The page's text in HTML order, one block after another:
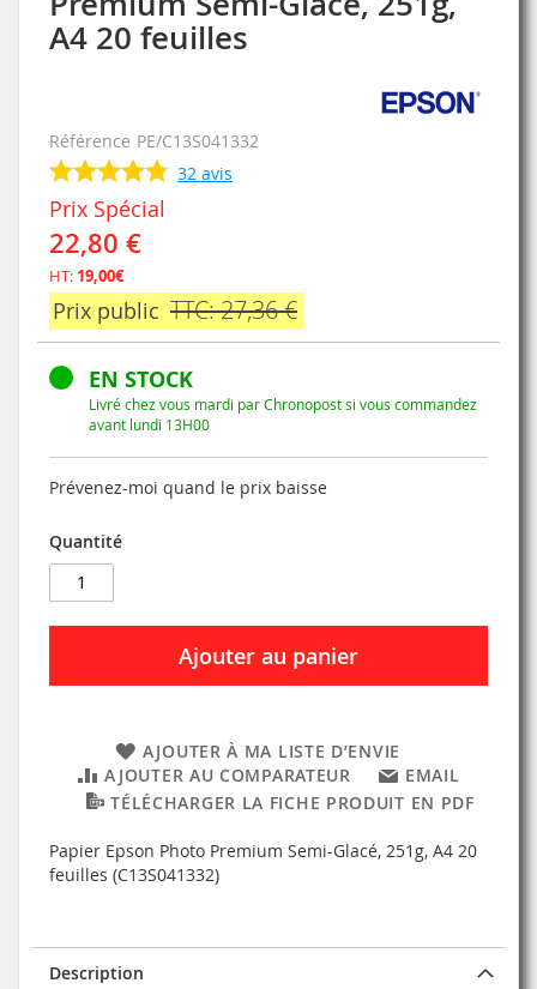
A4 20 feuilles
Référence PE/C13S041332
32 avis
Prix Spécial
22,80 €
HT: 19,00€
Prix public TTC: 27,36 €
EN STOCK
Livré chez vous mardi par Chronopost si vous commandez
avant lundi 13H00
Prévenez-moi quand le prix baisse
Quantité
Ajouter au panier
AJOUTER À MA LISTE D’ENVIE
AJOUTER AU COMPARATEUR
EMAIL
TÉLÉCHARGER LA FICHE PRODUIT EN PDF
Papier Epson Photo Premium Semi-Glacé, 251g, A4 20
feuilles (C13S041332)
the
beginning
gallery
Description